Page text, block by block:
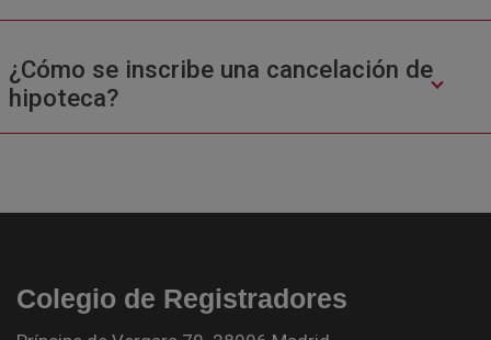
¿Cómo se inscribe una cancelación de
hipoteca?
Colegio de Registradores